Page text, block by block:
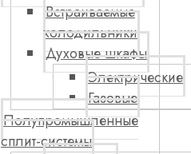
Встраиваемые
холодильники
Духовые шкафы
Электрические
Газовые
Полупромышленные
сплит-системы